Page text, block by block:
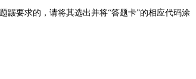
要求的，请将其选出并将“答题卡”的相应代码涂